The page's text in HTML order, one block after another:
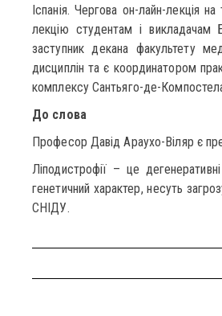
Іспанія. Чергова он-лайн-лекція на
лекцію студентам і
заступник декана факультету
дисциплін та є координатором
комплексу Сантьяго-де-
До слова
Професор Давід Араухо-Віляр є
Ліподистрофії – це
генетичний характер, несуть
СНІДУ.